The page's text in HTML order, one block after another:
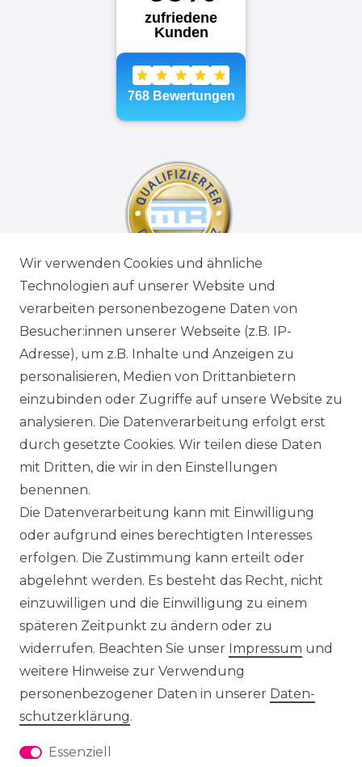
Wir verwenden Cookies und ähnliche
Technologien auf unserer Website und
verarbeiten personenbezogene Daten von
Besucher:innen unserer Webseite (z.B. IP-
Adresse), um z.B. Inhalte und Anzeigen zu
personalisieren, Medien von Drittanbietern
einzubinden oder Zugriffe auf unsere Website zu
analysieren. Die Datenverarbeitung erfolgt erst
durch gesetzte Cookies. Wir teilen diese Daten
mit Dritten, die wir in den Einstellungen
benennen.
Die Datenverarbeitung kann mit Einwilligung
oder aufgrund eines berechtigten Interesses
erfolgen. Die Zustimmung kann erteilt oder
abgelehnt werden. Es besteht das Recht, nicht
einzuwilligen und die Einwilligung zu einem
späteren Zeitpunkt zu ändern oder zu
widerrufen. Beachten Sie unser Impressum und
weitere Hinweise zur Verwendung
personenbezogener Daten in unserer Daten­
schutz­erklärung.
Essenziell